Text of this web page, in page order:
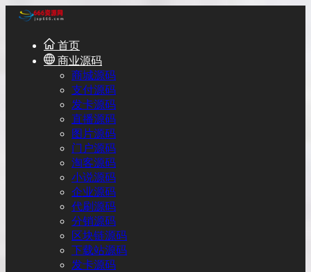
首页
商业源码
商城源码
支付源码
发卡源码
直播源码
图片源码
门户源码
淘客源码
小说源码
企业源码
代刷源码
分销源码
区块链源码
下载站源码
发卡源码